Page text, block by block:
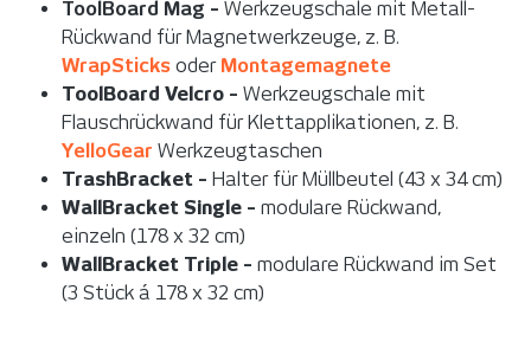
ToolBoard Mag - Werkzeugschale mit Metall-
Rückwand für Magnetwerkzeuge, z. B.
WrapSticks oder Montagemagnete
ToolBoard Velcro - Werkzeugschale mit
Flauschrückwand für Klettapplikationen, z. B.
YelloGear Werkzeugtaschen
TrashBracket - Halter für Müllbeutel (43 x 34 cm)
WallBracket Single - modulare Rückwand,
einzeln (178 x 32 cm)
WallBracket Triple - modulare Rückwand im Set
(3 Stück á 178 x 32 cm)